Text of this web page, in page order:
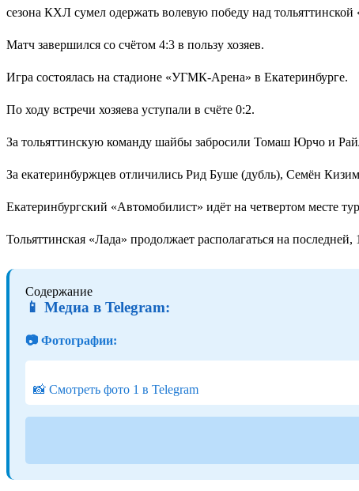
сезона КХЛ сумел одержать волевую победу над тольяттинской
Матч завершился со счётом 4:3 в пользу хозяев.
Игра состоялась на стадионе «УГМК-Арена» в Екатеринбурге.
По ходу встречи хозяева уступали в счёте 0:2.
За тольяттинскую команду шайбы забросили Томаш Юрчо и
За екатеринбуржцев отличились Рид Буше (дубль), Семён
Екатеринбургский «Автомобилист» идёт на четвертом месте
Тольяттинская «Лада» продолжает располагаться на
Содержание
📱 Медиа в Telegram:
📷 Фотографии:
📸 Смотреть фото 1 в Telegram